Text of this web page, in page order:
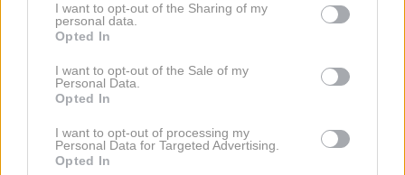
not limited to your visit or usage behaviour. You may click to
grant or deny consent to Google and its third-party tags to
use your data for below specified purposes in below Google
consent section.
I want to opt-out of the Sharing of my
personal data.
Opted In
I want to opt-out of the Sale of my
Personal Data.
Opted In
I want to opt-out of processing my
Personal Data for Targeted Advertising.
Opted In